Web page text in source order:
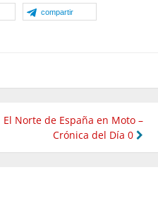
compartir
El Norte de España en Moto –
Crónica del Día 0